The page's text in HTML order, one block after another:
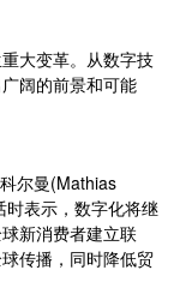
大变革。从数字技
阔的前景和可能
尔曼(Mathias
表示，数字化将继
新消费者建立联
传播，同时降低贸